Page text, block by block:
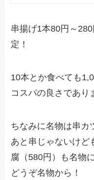
串揚げ1本80円～
定！
10本とか食べても
コスパの良さであり
ちなみに名物は串カ
あと串じゃないけど
腐（580円）も名物
どうぞ名物から！